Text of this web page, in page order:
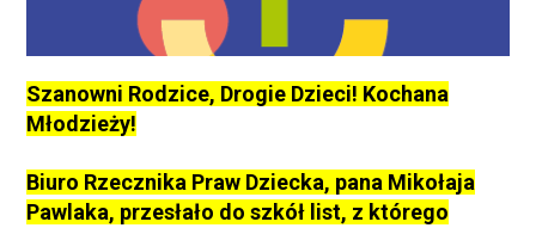
Szanowni Rodzice, Drogie Dzieci! Kochana
Młodzieży!
Biuro Rzecznika Praw Dziecka, pana Mikołaja
Pawlaka, przesłało do szkół list, z którego